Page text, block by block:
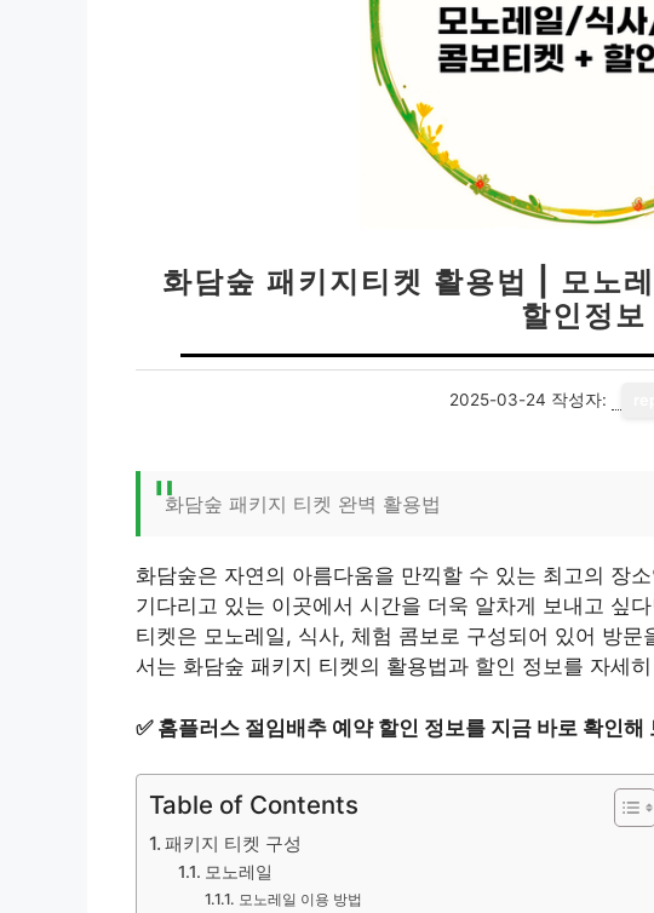
화담숲 패키지티켓 활용법 | 모노
할인정보
2025-03-24 작성자:
화담숲 패키지 티켓 완벽 활용법
화담숲은 자연의 아름다움을 만끽할 수 있는 최고의 장
기다리고 있는 이곳에서 시간을 더욱 알차게 보내고 싶
티켓은 모노레일, 식사, 체험 콤보로 구성되어 있어 방
서는 화담숲 패키지 티켓의 활용법과 할인 정보를 자세
✅ 홈플러스 절임배추 예약 할인 정보를 지금 바로 확인해
Table of Contents
패키지 티켓 구성
모노레일
모노레일 이용 방법